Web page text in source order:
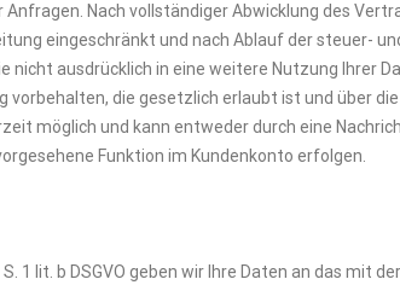
Nach vollständiger Abwicklung des
eingeschränkt und nach Ablauf der steuer-
ausdrücklich in eine weitere Nutzung Ihrer
die gesetzlich erlaubt ist und über
möglich und kann entweder durch eine
Funktion im Kundenkonto erfolgen.
1 lit. b DSGVO geben wir Ihre Daten an das mit